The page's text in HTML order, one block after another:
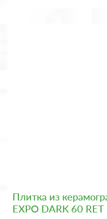
Плитка из
EXPO DARK 60 RET